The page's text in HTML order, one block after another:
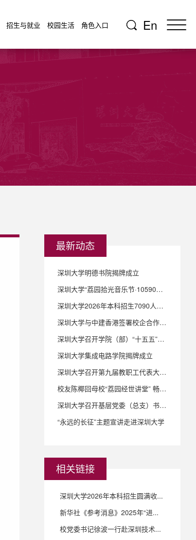
招生与就业 校园生活 角色入口 En
最新动态
深圳大学明德书院揭牌成立
深圳大学“荔园拾光音乐节·10590毕业歌会”温情唱响
深圳大学2026年本科招生7090人，新增集成电路学院、密码科学与技术专业、8个双学士学位项目
深圳大学与中建香港签署校企合作协议 共育湾区创新人才
深圳大学召开学院（部）“十五五”规划研讨会 文理工医协同并进 共绘高质量发展蓝图
深圳大学集成电路学院揭牌成立
深圳大学召开第九届教职工代表大会第三次会议
校友陈椰回母校“荔园经世讲堂” 畅谈侨乡文化遗产保育的家国情怀
深圳大学召开基层党委（总支）书记例会和党委教师工作委员会 （扩大）会议
“永远的长征”主题宣讲走进深圳大学
相关链接
深圳大学2026年本科招生圆满收...
新华社《参考消息》2025年“进...
校党委书记徐波一行赴深圳技术...